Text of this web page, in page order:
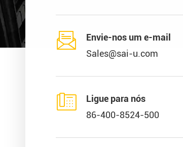

Envie-nos um e-mail
Sales@sai-u.com

Ligue para nós
86-400-8524-500